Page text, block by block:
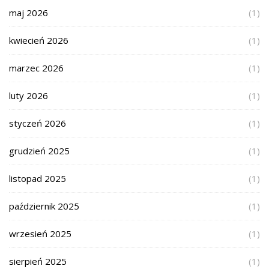
maj 2026 (1)
kwiecień 2026 (1)
marzec 2026 (1)
luty 2026 (1)
styczeń 2026 (1)
grudzień 2025 (1)
listopad 2025 (1)
październik 2025 (1)
wrzesień 2025 (1)
sierpień 2025 (1)